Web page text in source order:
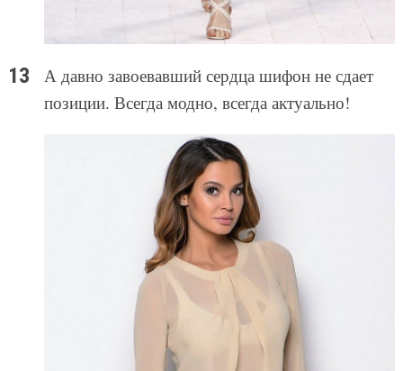
А давно завоевавший сердца шифон не сдает
позиции. Всегда модно, всегда актуально!